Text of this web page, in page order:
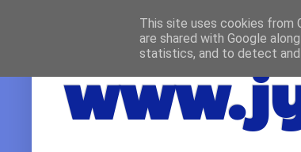
This site uses cookies from
are shared with Google
statistics, and to detect and